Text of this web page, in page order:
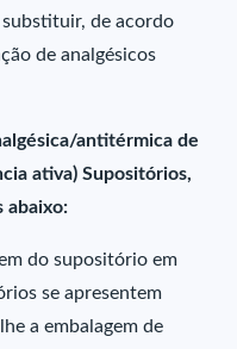
de acordo
de analgésicos
antitérmica de
ativa) Supositórios,
abaixo:
do supositório em
se apresentem
a embalagem de